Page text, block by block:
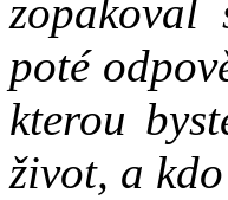
poté
kterou
život, a